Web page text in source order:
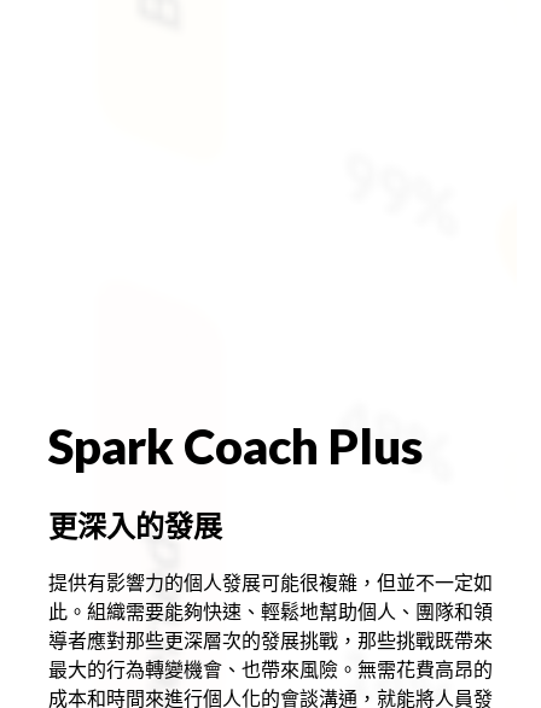
Spark Coach Plus
更深入的發展
提供有影響力的個人發展可能很複雜，但並不一定如
此。組織需要能夠快速、輕鬆地幫助個人、團隊和領
導者應對那些更深層次的發展挑戰，那些挑戰既帶來
最大的行為轉變機會、也帶來風險。無需花費高昂的
成本和時間來進行個人化的會談溝通，就能將人員發